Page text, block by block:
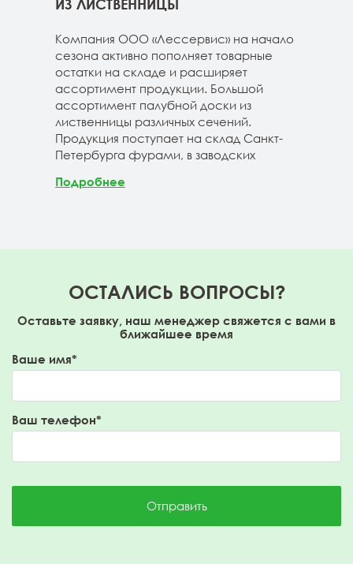
ИЗ ЛИСТВЕННИЦЫ
Компания ООО «Лессервис» на начало
сезона активно пополняет товарные
остатки на складе и расширяет
ассортимент продукции. Большой
ассортимент палубной доски из
лиственницы различных сечений.
Продукция поступает на склад Санкт-
Петербурга фурами, в заводских
Подробнее
ОСТАЛИСЬ ВОПРОСЫ?
Оставьте заявку, наш менеджер свяжется с вами в
ближайшее время
Ваше имя*
Ваш телефон*
Отправить